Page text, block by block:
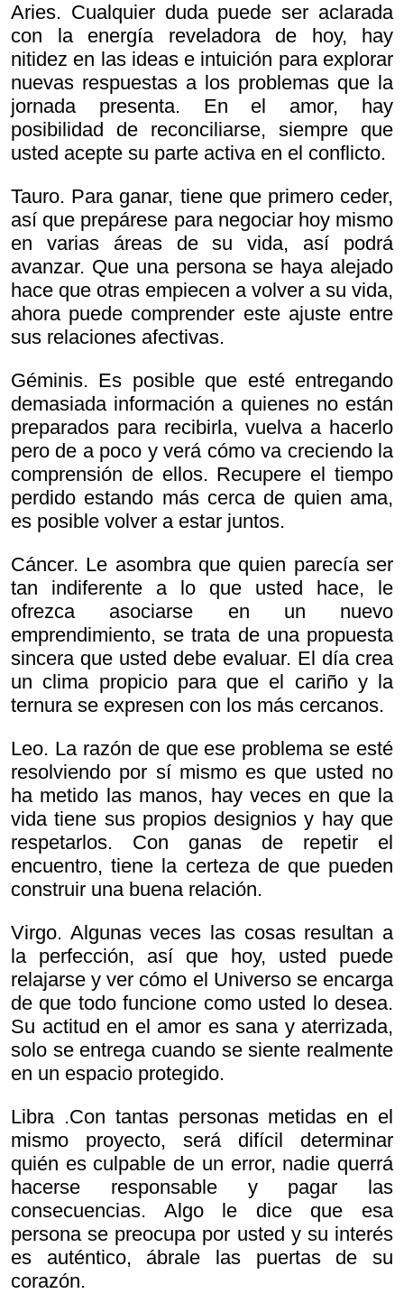
Aries. Cualquier duda puede ser aclarada
con la energía reveladora de hoy, hay
nitidez en las ideas e intuición para explorar
nuevas respuestas a los problemas que la
jornada presenta. En el amor, hay
posibilidad de reconciliarse, siempre que
usted acepte su parte activa en el conflicto.
Tauro. Para ganar, tiene que primero ceder,
así que prepárese para negociar hoy mismo
en varias áreas de su vida, así podrá
avanzar. Que una persona se haya alejado
hace que otras empiecen a volver a su vida,
ahora puede comprender este ajuste entre
sus relaciones afectivas.
Géminis. Es posible que esté entregando
demasiada información a quienes no están
preparados para recibirla, vuelva a hacerlo
pero de a poco y verá cómo va creciendo la
comprensión de ellos. Recupere el tiempo
perdido estando más cerca de quien ama,
es posible volver a estar juntos.
Cáncer. Le asombra que quien parecía ser
tan indiferente a lo que usted hace, le
ofrezca asociarse en un nuevo
emprendimiento, se trata de una propuesta
sincera que usted debe evaluar. El día crea
un clima propicio para que el cariño y la
ternura se expresen con los más cercanos.
Leo. La razón de que ese problema se esté
resolviendo por sí mismo es que usted no
ha metido las manos, hay veces en que la
vida tiene sus propios designios y hay que
respetarlos. Con ganas de repetir el
encuentro, tiene la certeza de que pueden
construir una buena relación.
Virgo. Algunas veces las cosas resultan a
la perfección, así que hoy, usted puede
relajarse y ver cómo el Universo se encarga
de que todo funcione como usted lo desea.
Su actitud en el amor es sana y aterrizada,
solo se entrega cuando se siente realmente
en un espacio protegido.
Libra .Con tantas personas metidas en el
mismo proyecto, será difícil determinar
quién es culpable de un error, nadie querrá
hacerse responsable y pagar las
consecuencias. Algo le dice que esa
persona se preocupa por usted y su interés
es auténtico, ábrale las puertas de su
corazón.